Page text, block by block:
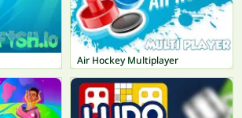
Air Hockey Multiplayer